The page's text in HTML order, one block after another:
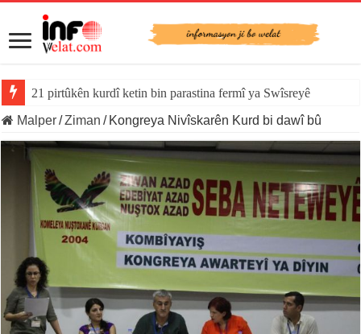
21 pirtûkên kurdî ketin bin parastina fermî ya Swîsreyê
Malper/Ziman / Kongreya Nivîskarên Kurd bi dawî bû